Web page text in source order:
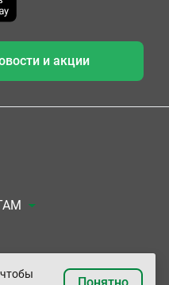
и акции
договора
чтобы